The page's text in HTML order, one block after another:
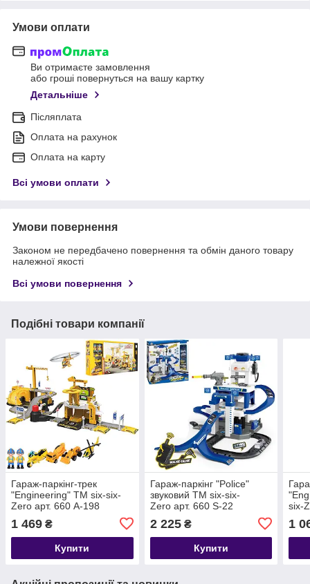
Умови оплати
Ви отримаєте замовлення
або гроші повернуться на вашу картку
Детальніше
Післяплата
Оплата на рахунок
Оплата на карту
Всі умови оплати
Умови повернення
Законом не передбачено повернення та обмін даного товару
належної якості
Всі умови повернення
Подібні товари компанії
Гараж-паркінг-трек
"Engineering" TM six-six-
Zero арт. 660 А-198
1 469 ₴
Купити
Гараж-паркінг "Police"
звуковий TM six-six-
Zero арт. 660 S-22
2 225₴
Купити
six-
1